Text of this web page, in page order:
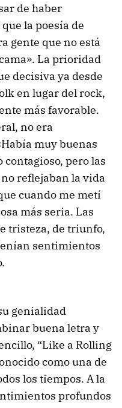
de haber
la poesía de
gente que no está
La prioridad
decisiva ya desde
en lugar del rock,
más favorable.
no era
muy buenas
pero las
reflejaban la vida
cuando me metí
más seria. Las
tristeza, de triunfo,
sentimientos
genialidad
buena letra y
“Like a Rolling
como una de
los tiempos. A la
profundos